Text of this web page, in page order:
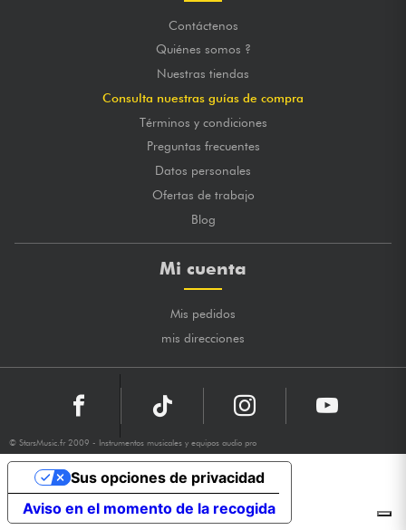
Contáctenos
Quiénes somos ?
Nuestras tiendas
Consulta nuestras guías de compra
Términos y condiciones
Preguntas frecuentes
Datos personales
Ofertas de trabajo
Blog
Mi cuenta
Mis pedidos
mis direcciones
© StarsMusic.fr 2009 - Instrumentos musicales y equipos audio pro
Aviso en el momento de la recogida
Sus opciones de privacidad